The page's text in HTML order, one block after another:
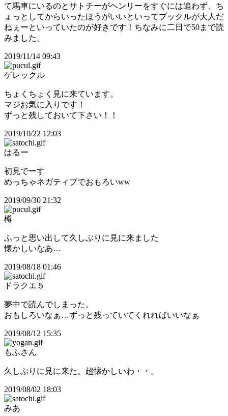
て馬車にいるのとサトチーがヘンリーをすぐには追わず、ち
ょっとしてからいったほうがいいといってプックルが大人だ
ねぇーといっていたのが好きです！ちなみに二日で50まで読
みました。
2019/11/14 09:43
ゲレックル
ちょくちょく見に来ています。
マジお気に入りです！
ずっと残しておいて下さい！！
2019/10/22 12:03
はるー
初見でーす
めっちゃネガティブでおもろいww
2019/09/30 21:32
樽
ふっと思い出して久しぶりに見に来ました
懐かしいなあ…
2019/08/18 01:46
ドラクエ５
夢中で読んでしまった。
おもしろいなぁ…ずっと残っていてくれればいいなぁ
2019/08/12 15:35
もふさん
久しぶりに見に来た。超懐かしいわ・・。
2019/08/02 18:03
みあ